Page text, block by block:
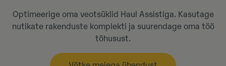
Optimeerige oma veotsüklid Haul Assistiga. Kasutage
nutikate rakenduste komplekti ja suurendage oma töö
tõhusust.